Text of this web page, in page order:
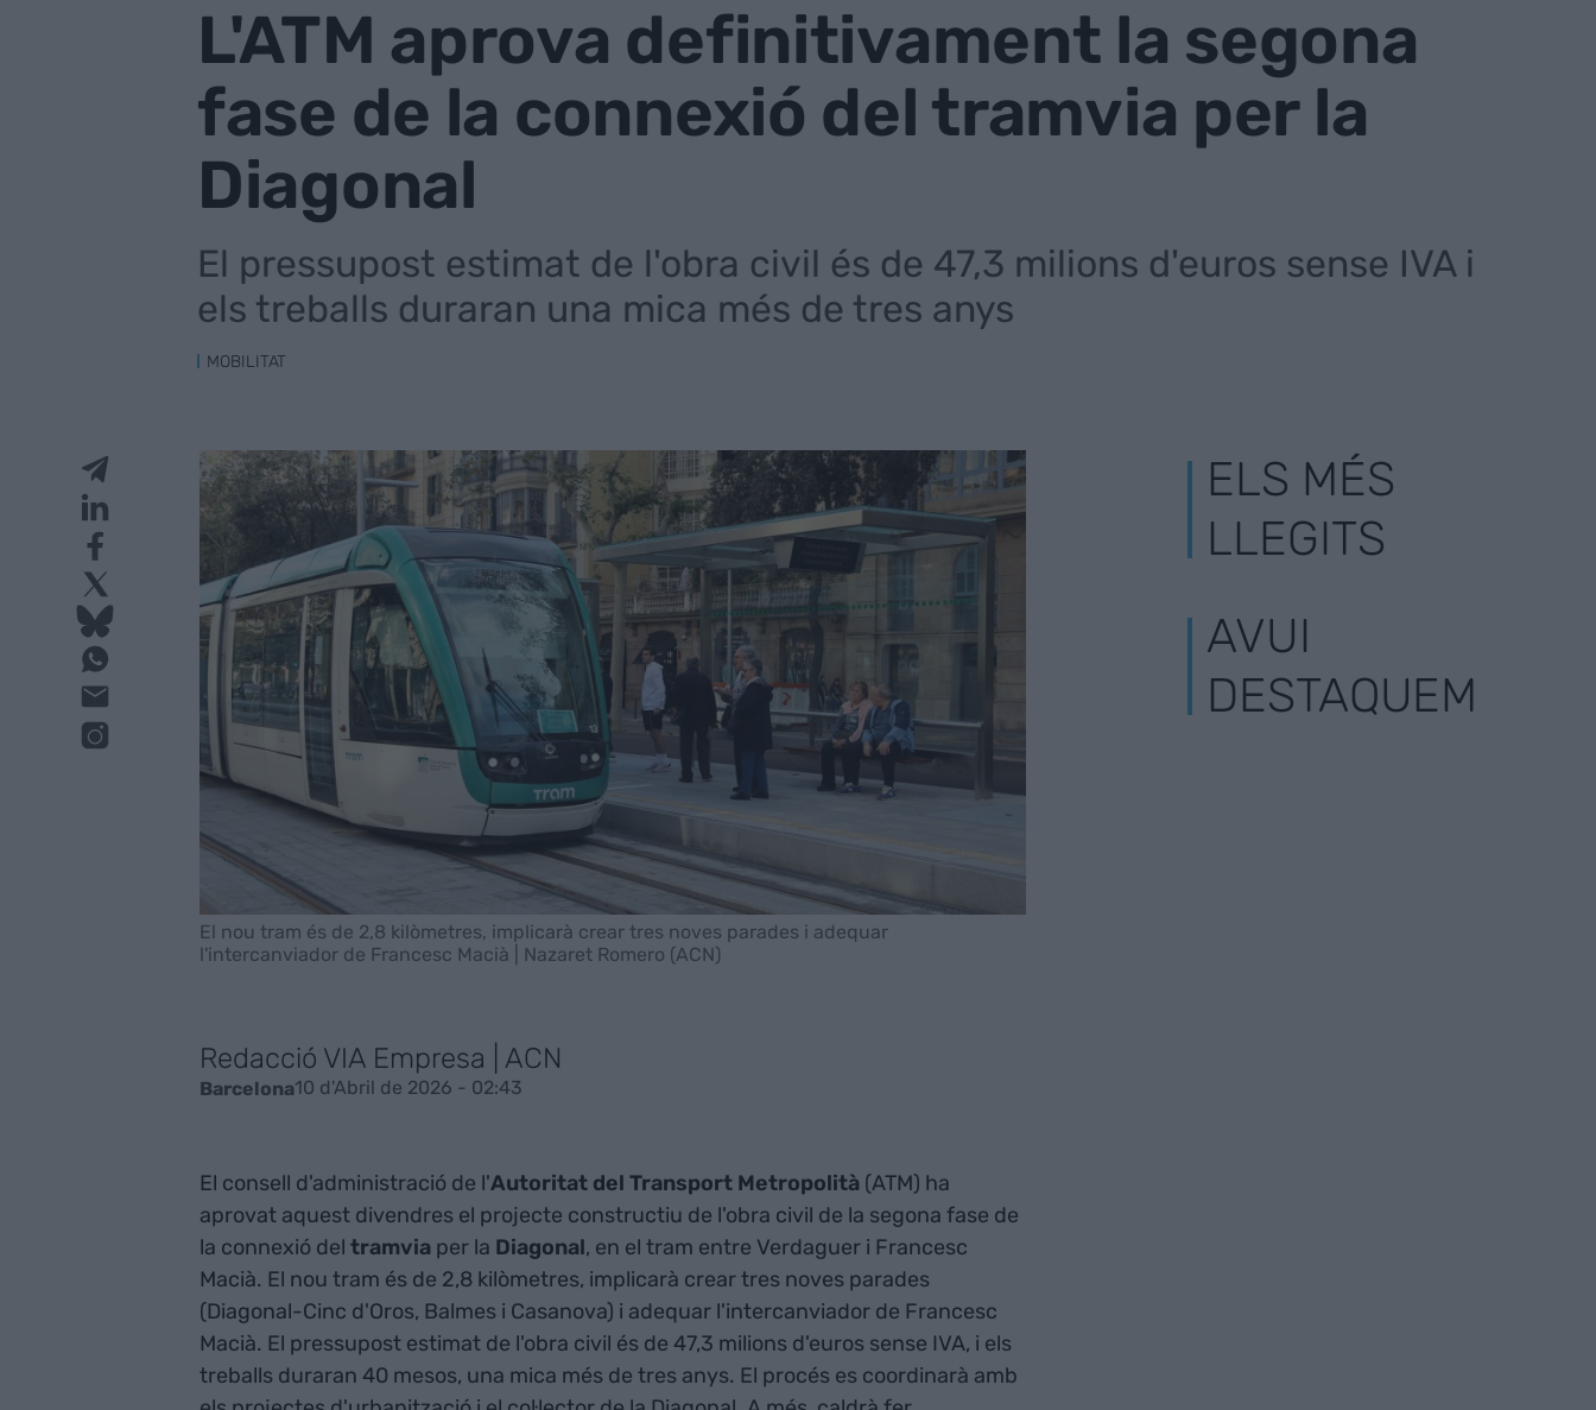
L'ATM aprova definitivament la segona
fase de la connexió del tramvia per la
Diagonal
El pressupost estimat de l'obra civil és de 47,3 milions d'euros sense IVA i
els treballs duraran una mica més de tres anys
MOBILITAT
El nou tram és de 2,8 kilòmetres, implicarà crear tres noves parades i adequar
l'intercanviador de Francesc Macià | Nazaret Romero (ACN)
Redacció VIA Empresa | ACN
Barcelona10 d'Abril de 2026 - 02:43
El consell d'administració de l'Autoritat del Transport Metropolità(ATM) ha
aprovat aquest divendres el projecte constructiu de l'obra civil de la segona fase de
la connexió del tramviaper la Diagonal, en el tram entre Verdaguer i Francesc
Macià. El nou tram és de 2,8 kilòmetres, implicarà crear tres noves parades
(Diagonal-Cinc d'Oros, Balmes i Casanova) i adequar l'intercanviador de Francesc
Macià. El pressupost estimat de l'obra civil és de 47,3 milions d'euros sense IVA, i els
treballs duraran 40 mesos, una mica més de tres anys. El procés es coordinarà amb
ELS MÉS
LLEGITS
AVUI
DESTAQUEM